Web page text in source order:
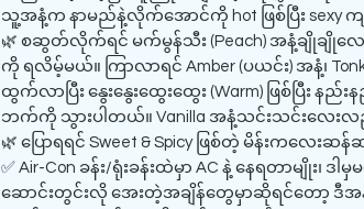
သူ့အနံ့က နာမည်နဲ့လိုက်အောင်ကို hot ဖြစ်ပြီး sexy က
🌿 စဆွတ်လိုက်ရင် မက်မွန်သီး (Peach) အနံ့ချိုချိုလေ
ကို ရလိမ့်မယ်။ ကြာလာရင် Amber (ပယင်း) အနံ့၊
ထွက်လာပြီး နွေးနွေးထွေးထွေး (Warm) ဖြစ်ပြီး န
ဘက်ကို သွားပါတယ်။ Vanilla အနံ့သင်းသင်းလေးလ
🌿 ပြောရရင် Sweet & Spicy ဖြစ်တဲ့ မိန်းကလေးဆန်
✅ Air-Con ခန်း/ရုံးခန်းထဲမှာ AC နဲ့ နေရတာမျိုး၊ ဒ
ဆောင်းတွင်းလို အေးတဲ့အချိန်တွေမှာဆိုရင်တော့ ဒီအနံ့